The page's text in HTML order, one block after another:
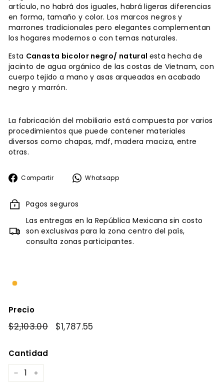
artículo, no habrá dos iguales, habrá ligeras diferencias
en forma, tamaño y color.Los marcos negros y
marrones tradicionales pero elegantes complementan
los hogares modernos o con temas naturales.
Esta Canasta bicolor negro/ natural esta hecha de
jacinto de agua orgánico de las costas de Vietnam, con
cuerpo tejido a mano y asas arqueadas en acabado
negro y marrón.
La fabricación del mobiliario está compuesta por varios
procedimientos que puede contener materiales
diversos como chapas, mdf, madera maciza, entre
otras.
Compartir
CompartirWhatsapp
Pagos seguros
Las entregas en la República Mexicana sin costo
son exclusivas para la zona centro del país,
consulta zonas participantes.
Precio
Precio
$2,103.00$2,103.00
Precio
$1,787.55
Cantidad
− +